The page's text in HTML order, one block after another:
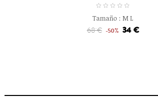
Tamaño : M L
68 € -50% 34 €